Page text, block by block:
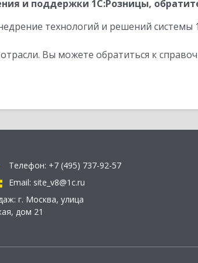
и поддержки 1С:Розницы,
технологий и решений
Вы можете обратиться к
Телефон: +7 (495) 737-92-57
Email: site_v8@1c.ru
г. Москва, улица
дом 21